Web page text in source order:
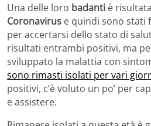
Una delle loro badanti è
Coronavirus e quindi sono stati
per accertarsi dello stato di
risultati entrambi positivi, ma
sviluppato la malattia con
sono rimasti isolati per vari
positivi, c’è voluto un po’ per
e assistere.